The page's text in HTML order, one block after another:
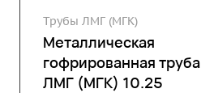
Трубы ЛМГ (МГК)
Металлическая
гофрированная труба
ЛМГ (МГК) 10.25